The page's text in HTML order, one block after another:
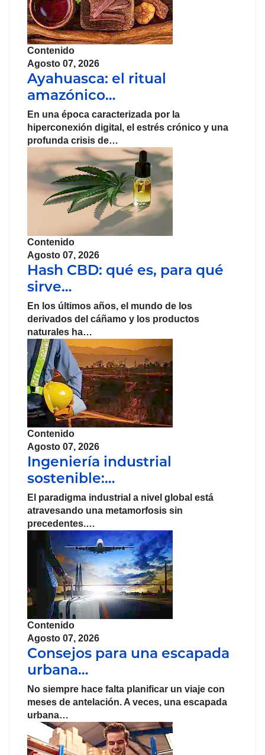
Contenido
Agosto 07, 2026
Ayahuasca: el ritual
amazónico…
En una época caracterizada por la
hiperconexión digital, el estrés crónico y una
profunda crisis de…
Contenido
Agosto 07, 2026
Hash CBD: qué es, para qué
sirve…
En los últimos años, el mundo de los
derivados del cáñamo y los productos
naturales ha…
Contenido
Agosto 07, 2026
Ingeniería industrial
sostenible:…
El paradigma industrial a nivel global está
atravesando una metamorfosis sin
precedentes.…
Contenido
Agosto 07, 2026
Consejos para una escapada
urbana…
No siempre hace falta planificar un viaje con
meses de antelación. A veces, una escapada
urbana…